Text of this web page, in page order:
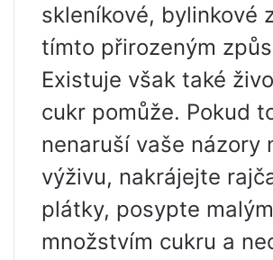
skleníkové, bylinkové
tímto přirozeným
Existuje však také
cukr pomůže. Pokud
nenaruší vaše názory
výživu, nakrájejte
plátky, posypte malým
množstvím cukru a